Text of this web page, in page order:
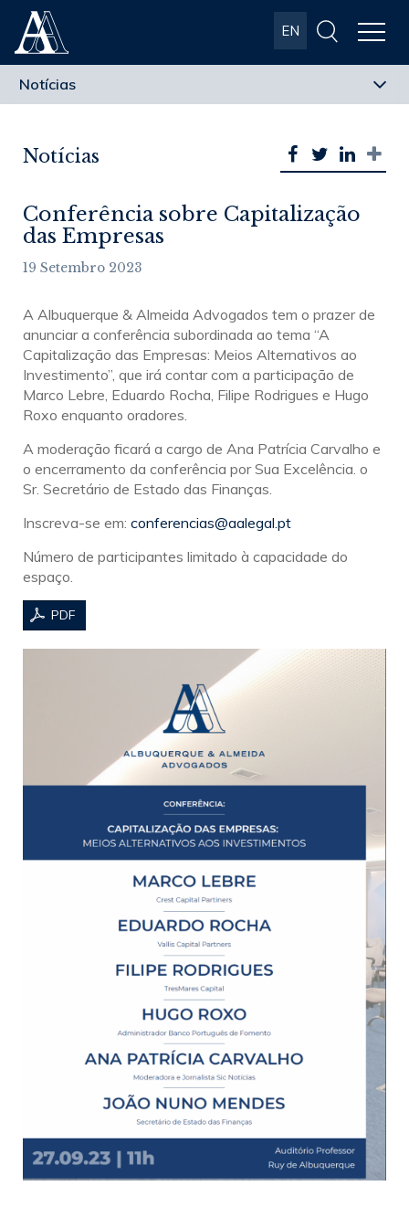
Albuquerque
& Almeida
EN
Notícias
Conferência sobre Capitalização
das Empresas
19 Setembro 2023
A Albuquerque & Almeida Advogados tem o prazer de
anunciar a conferência subordinada ao tema “A
Capitalização das Empresas: Meios Alternativos ao
Investimento”, que irá contar com a participação de
Marco Lebre, Eduardo Rocha, Filipe Rodrigues e Hugo
Roxo enquanto oradores.
A moderação ficará a cargo de Ana Patrícia Carvalho e
o encerramento da conferência por Sua Excelência. o
Sr. Secretário de Estado das Finanças.
Inscreva-se em: conferencias@aalegal.pt
Número de participantes limitado à capacidade do
espaço.
PDF